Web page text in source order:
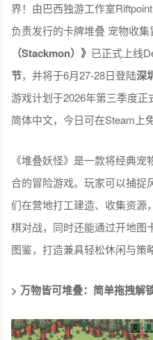
界！由巴西独游工作室
负责发行的卡牌堆叠 宠物收集
（Stackmon）》 已正式上线
节，并将于6月27-28日登陆深
游戏计划于2026年第三季度
简体中文，今日可在Steam上
《堆叠妖怪》是一款将经典
合的冒险游戏。玩家可以捕捉
们在营地打工建造、收集资源
棋对战，同时还能通过开地图
图鉴，打造兼具轻松休闲与策
> 万物皆可堆叠：简单拖拽解